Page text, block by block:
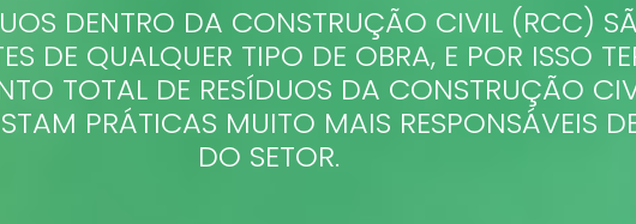
DENTRO DA CONSTRUÇÃO CIVIL (RCC)
DE QUALQUER TIPO DE OBRA, E POR ISSO
TOTAL DE RESÍDUOS DA CONSTRUÇÃO
PRÁTICAS MUITO MAIS RESPONSÁVEIS
DO SETOR.